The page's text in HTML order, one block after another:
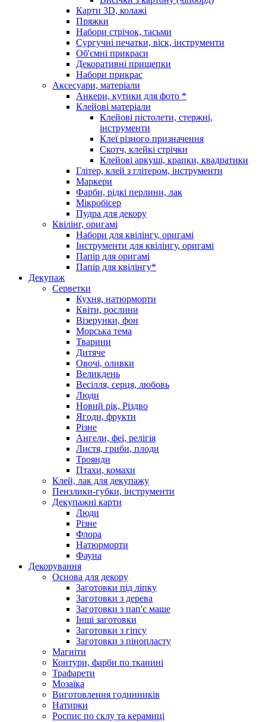
Карти 3D, колажі
Пряжки
Набори стрічок, тасьми
Сургучні печатки, віск, інструменти
Об'ємні прикраси
Декоративні прищепки
Набори прикрас
Аксесуари, матеріали
Анкери, кутики для фото *
Клейові матеріали
Клейові пістолети, стержні,
інструменти
Клеї різного призначення
Скотч, клейкі стрічки
Клейові аркуші, крапки, квадратики
Глітер, клей з глітером, інструменти
Маркери
Фарби, рідкі перлини, лак
Мікробісер
Пудра для декору
Квілінг, оригамі
Набори для квілінгу, оригамі
Інструменти для квілінгу, оригамі
Папір для оригамі
Папір для квілінгу*
Декупаж
Серветки
Кухня, натюрморти
Квіти, рослини
Візерунки, фон
Морська тема
Тварини
Дитяче
Овочі, оливки
Великдень
Весілля, серця, любовь
Люди
Новий рік, Різдво
Ягоди, фрукти
Різне
Ангели, феї, релігія
Листя, гриби, плоди
Троянди
Птахи, комахи
Клей, лак для декупажу
Пензлики-губки, інструменти
Декупажні карти
Люди
Різне
Флора
Натюрморти
Фауна
Декорування
Основа для декору
Заготовки під ліпку
Заготовки з дерева
Заготовки з пап'є маше
Інші заготовки
Заготовки з гіпсу
Заготовки з пінопласту
Магніти
Контури, фарби по тканині
Трафарети
Мозаїка
Виготовлення годинників
Натирки
Роспис по склу та керамиці